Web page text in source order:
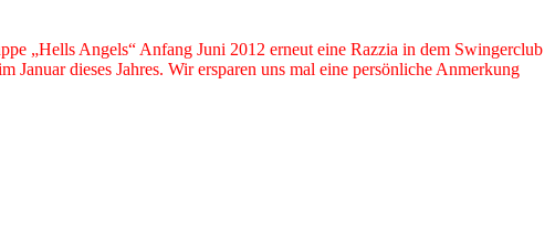
„Hells Angels“ Anfang Juni 2012 erneut eine Razzia in dem Swingerclub
dieses Jahres. Wir ersparen uns mal eine persönliche Anmerkung